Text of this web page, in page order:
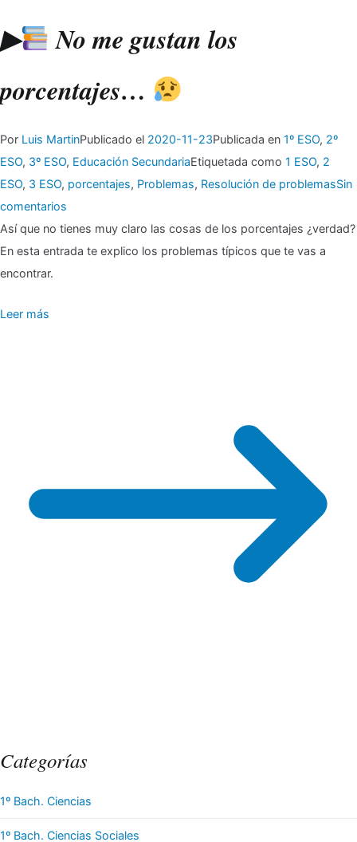
▶
No me gustan los
porcentajes…
Por Luis MartinPublicado el 2020-11-23Publicada en 1º ESO, 2º
ESO, 3º ESO, Educación SecundariaEtiquetada como 1 ESO, 2
ESO, 3 ESO, porcentajes, Problemas, Resolución de problemasSin
comentarios
▶
Así que no tienes muy claro las cosas de los porcentajes ¿verdad?
En esta entrada te explico los problemas típicos que te vas a
encontrar.
Leer más
Categorías
1º Bach. Ciencias
1º Bach. Ciencias Sociales